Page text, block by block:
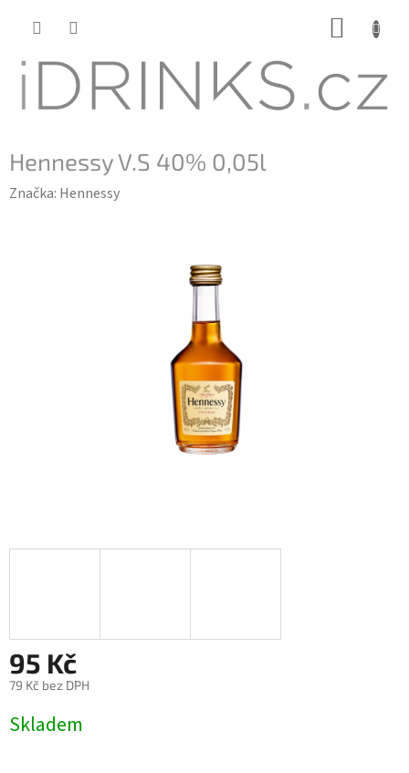
Hennessy V.S 40% 0,05l
Značka: Hennessy
95 Kč
79 Kč bez DPH
cena:
Skladem